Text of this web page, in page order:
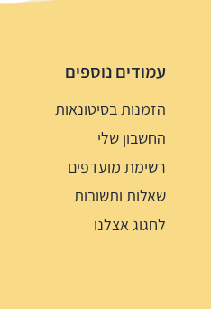
עמודים נוספים
הזמנות בסיטונאות
החשבון שלי
רשימת מועדפים
שאלות ותשובות
לחגוג אצלנו